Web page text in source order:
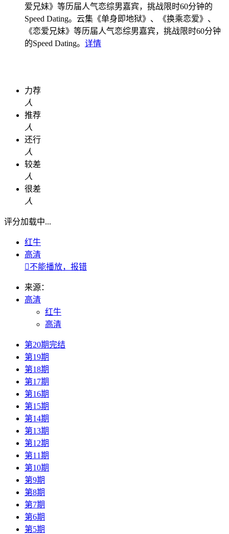
爱兄妹》等历届人气恋综男嘉宾，挑战限时60分钟的
Speed Dating。 云集《单身即地狱》、《换乘恋爱》、
《恋爱兄妹》等历届人气恋综男嘉宾，挑战限时60分钟
的Speed Dating。 详情
力荐
人
推荐
人
还行
人
较差
人
很差
人
评分加载中...
红牛
高清
不能播放，报错
来源：
高清
红牛
高清
第20期完结
第19期
第18期
第17期
第16期
第15期
第14期
第13期
第12期
第11期
第10期
第9期
第8期
第7期
第6期
第5期